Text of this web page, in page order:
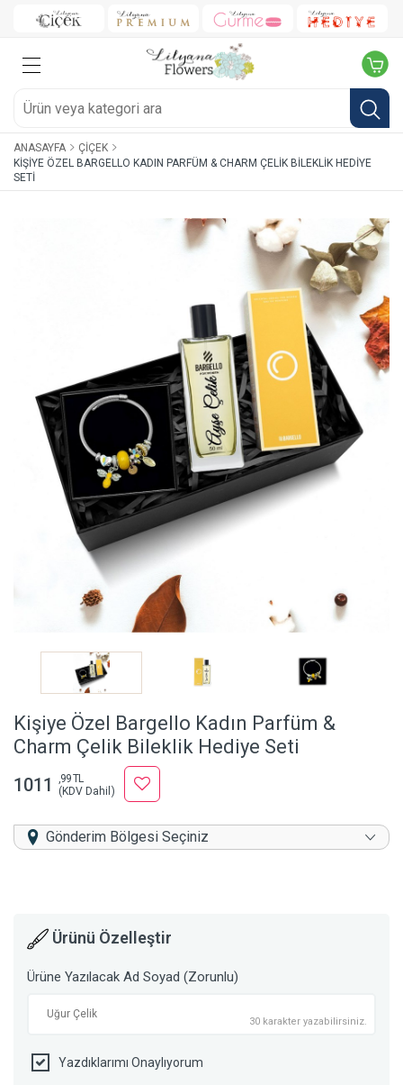
ANASAYFA
ÇIÇEK
KIŞIYE ÖZEL BARGELLO KADIN PARFÜM & CHARM ÇELIK BILEKLIK HEDIYE
SETI
Kişiye Özel Bargello Kadın Parfüm &
Charm Çelik Bileklik Hediye Seti
1011
,99 TL
(KDV Dahil)
Gönderim Bölgesi Seçiniz
Ürünü Özelleştir
Ürüne Yazılacak Ad Soyad (Zorunlu)
30 karakter yazabilirsiniz.
Yazdıklarımı Onaylıyorum